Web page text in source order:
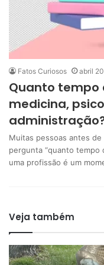
Fatos Curiosos abril
Quanto tempo
medicina,
Muitas pessoas antes
pergunta “quanto tempo
uma profissão é um
Veja também